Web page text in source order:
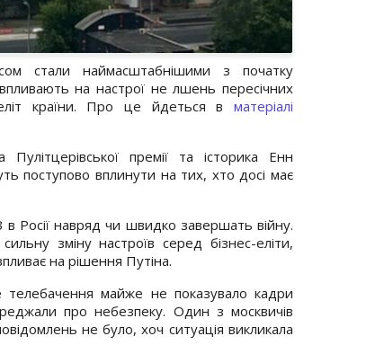
стали наймасштабнішими з початку
на настрої не лшень пересічних
країни. Про це йдеться в матеріалі
премії та історика Енн
поступово вплинути на тих, хто досі має
Росії навряд чи швидко завершать війну.
зміну настроїв серед бізнес-еліти,
на рішення Путіна.
майже не показувало кадри
про небезпеку. Один з москвичів
не було, хоч ситуація викликала